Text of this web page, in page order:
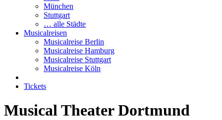
München
Stuttgart
… alle Städte
Musicalreisen
Musicalreise Berlin
Musicalreise Hamburg
Musicalreise Stuttgart
Musicalreise Köln
Tickets
Musical Theater Dortmund